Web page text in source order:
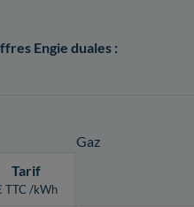
Engie duales :
Tarif
TTC /kWh
Gaz